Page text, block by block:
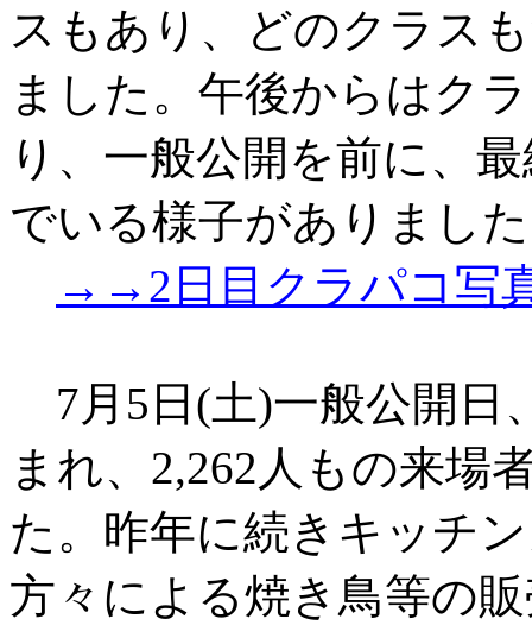
スもあり、どのクラス
ました。午後からはク
り、一般公開を前に、
でいる様子がありまし
→→2日目クラパコ写
7月5日(土)一般公開日
まれ、2,262人もの来場
た。昨年に続きキッチ
方々による焼き鳥等の